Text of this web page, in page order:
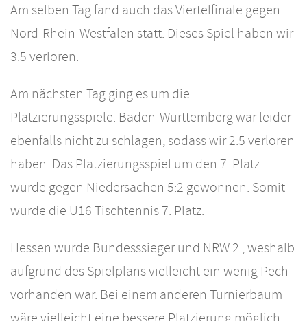
Am selben Tag fand auch das Viertelfinale gegen
Nord-Rhein-Westfalen statt. Dieses Spiel haben wir
3:5 verloren.
Am nächsten Tag ging es um die
Platzierungsspiele. Baden-Württemberg war leider
ebenfalls nicht zu schlagen, sodass wir 2:5 verloren
haben. Das Platzierungsspiel um den 7. Platz
wurde gegen Niedersachen 5:2 gewonnen. Somit
wurde die U16 Tischtennis 7. Platz.
Hessen wurde Bundesssieger und NRW 2., weshalb
aufgrund des Spielplans vielleicht ein wenig Pech
vorhanden war. Bei einem anderen Turnierbaum